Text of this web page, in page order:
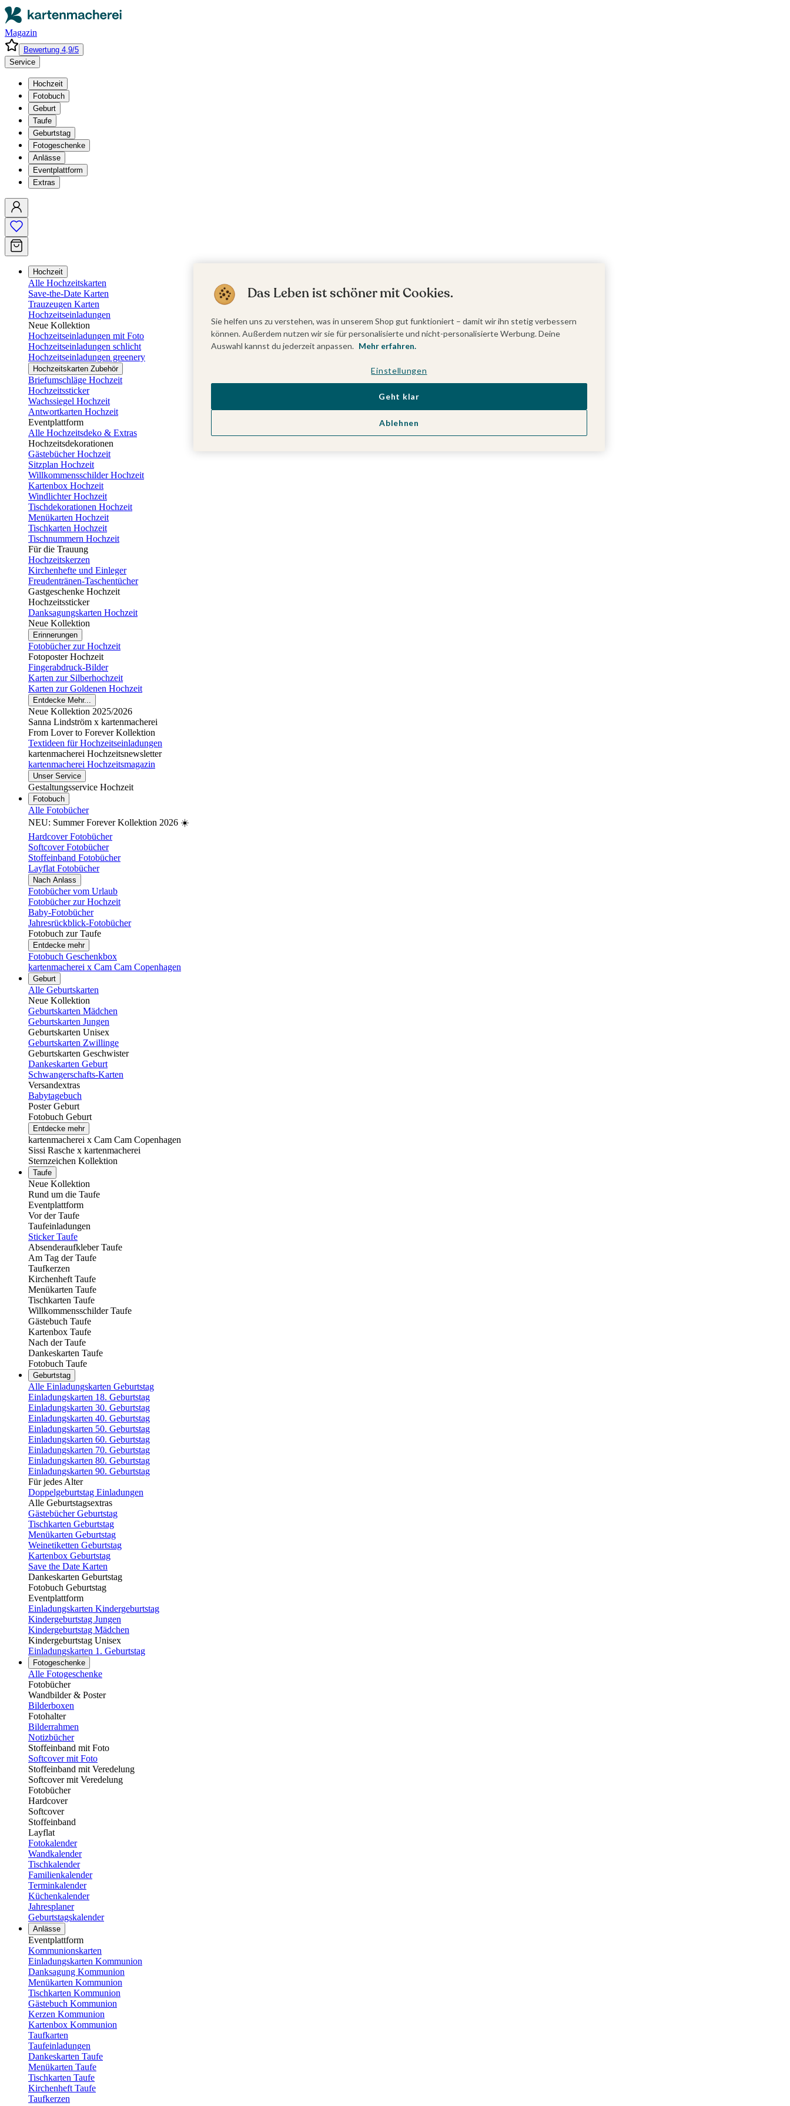
Magazin
Bewertung 4,9/5
Service
Hochzeit
Fotobuch
Geburt
Taufe
Geburtstag
Fotogeschenke
Anlässe
Eventplattform
Extras
Hochzeit
Alle Hochzeitskarten
Save-the-Date Karten
Trauzeugen Karten
Hochzeitseinladungen
Neue Kollektion
Hochzeitseinladungen mit Foto
Hochzeitseinladungen schlicht
Hochzeitseinladungen greenery
Hochzeitskarten Zubehör
Briefumschläge Hochzeit
Hochzeitssticker
Wachssiegel Hochzeit
Antwortkarten Hochzeit
Eventplattform
Alle Hochzeitsdeko & Extras
Hochzeitsdekorationen
Gästebücher Hochzeit
Sitzplan Hochzeit
Willkommensschilder Hochzeit
Kartenbox Hochzeit
Windlichter Hochzeit
Tischdekorationen Hochzeit
Menükarten Hochzeit
Tischkarten Hochzeit
Tischnummern Hochzeit
Für die Trauung
Hochzeitskerzen
Kirchenhefte und Einleger
Freudentränen-Taschentücher
Gastgeschenke Hochzeit
Hochzeitssticker
Danksagungskarten Hochzeit
Neue Kollektion
Erinnerungen
Fotobücher zur Hochzeit
Fotoposter Hochzeit
Fingerabdruck-Bilder
Karten zur Silberhochzeit
Karten zur Goldenen Hochzeit
Entdecke Mehr...
Neue Kollektion 2025/2026
Sanna Lindström x kartenmacherei
From Lover to Forever Kollektion
Textideen für Hochzeitseinladungen
kartenmacherei Hochzeitsnewsletter
kartenmacherei Hochzeitsmagazin
Unser Service
Gestaltungsservice Hochzeit
Fotobuch
Alle Fotobücher
NEU: Summer Forever Kollektion 2026 ☀️
Hardcover Fotobücher
Softcover Fotobücher
Stoffeinband Fotobücher
Layflat Fotobücher
Nach Anlass
Fotobücher vom Urlaub
Fotobücher zur Hochzeit
Baby-Fotobücher
Jahresrückblick-Fotobücher
Fotobuch zur Taufe
Entdecke mehr
Fotobuch Geschenkbox
kartenmacherei x Cam Cam Copenhagen
Geburt
Alle Geburtskarten
Neue Kollektion
Geburtskarten Mädchen
Geburtskarten Jungen
Geburtskarten Unisex
Geburtskarten Zwillinge
Geburtskarten Geschwister
Dankeskarten Geburt
Schwangerschafts-Karten
Versandextras
Babytagebuch
Poster Geburt
Fotobuch Geburt
Entdecke mehr
kartenmacherei x Cam Cam Copenhagen
Sissi Rasche x kartenmacherei
Sternzeichen Kollektion
Taufe
Neue Kollektion
Rund um die Taufe
Eventplattform
Vor der Taufe
Taufeinladungen
Sticker Taufe
Absenderaufkleber Taufe
Am Tag der Taufe
Taufkerzen
Kirchenheft Taufe
Menükarten Taufe
Tischkarten Taufe
Willkommensschilder Taufe
Gästebuch Taufe
Kartenbox Taufe
Nach der Taufe
Dankeskarten Taufe
Fotobuch Taufe
Geburtstag
Alle Einladungskarten Geburtstag
Einladungskarten 18. Geburtstag
Einladungskarten 30. Geburtstag
Einladungskarten 40. Geburtstag
Einladungskarten 50. Geburtstag
Einladungskarten 60. Geburtstag
Einladungskarten 70. Geburtstag
Einladungskarten 80. Geburtstag
Einladungskarten 90. Geburtstag
Für jedes Alter
Doppelgeburtstag Einladungen
Alle Geburtstagsextras
Gästebücher Geburtstag
Tischkarten Geburtstag
Menükarten Geburtstag
Weinetiketten Geburtstag
Kartenbox Geburtstag
Save the Date Karten
Dankeskarten Geburtstag
Fotobuch Geburtstag
Eventplattform
Einladungskarten Kindergeburtstag
Kindergeburtstag Jungen
Kindergeburtstag Mädchen
Kindergeburtstag Unisex
Einladungskarten 1. Geburtstag
Fotogeschenke
Alle Fotogeschenke
Fotobücher
Wandbilder & Poster
Bilderboxen
Fotohalter
Bilderrahmen
Notizbücher
Stoffeinband mit Foto
Softcover mit Foto
Stoffeinband mit Veredelung
Softcover mit Veredelung
Fotobücher
Hardcover
Softcover
Stoffeinband
Layflat
Fotokalender
Wandkalender
Tischkalender
Familienkalender
Terminkalender
Küchenkalender
Jahresplaner
Geburtstagskalender
Anlässe
Eventplattform
Kommunionskarten
Einladungskarten Kommunion
Danksagung Kommunion
Menükarten Kommunion
Tischkarten Kommunion
Gästebuch Kommunion
Kerzen Kommunion
Kartenbox Kommunion
Taufkarten
Taufeinladungen
Dankeskarten Taufe
Menükarten Taufe
Tischkarten Taufe
Kirchenheft Taufe
Taufkerzen
Das Leben ist schöner mit Cookies.
Sie helfen uns zu verstehen, was in unserem Shop gut funktioniert – damit wir ihn stetig verbessern
können. Außerdem nutzen wir sie für personalisierte und nicht-personalisierte Werbung. Deine
Auswahl kannst du jederzeit anpassen. Mehr erfahren.
Einstellungen
Ablehnen
Geht klar